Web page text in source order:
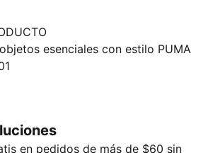
esenciales con estilo PUMA
El amplio espacio de
bandas ajustables para el
en la elección perfecta para
en pedidos de más de $60 sin